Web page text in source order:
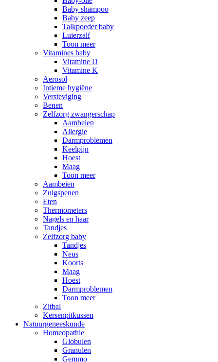
Baby shampoo
Baby zeep
Talkpoeder baby
Luierzalf
Toon meer
Vitamines baby
Vitamine D
Vitamine K
Aerosol
Intieme hygiëne
Versteviging
Benen
Zelfzorg zwangerschap
Aambeien
Allergie
Darmproblemen
Keelpijn
Hoest
Maag
Toon meer
Aambeien
Zuigspenen
Eten
Thermometers
Nagels en haar
Tandjes
Zelfzorg baby
Tandjes
Neus
Koorts
Maag
Hoest
Darmproblemen
Toon meer
Zitbal
Kersenpitkussen
Natuurgeneeskunde
Homeopathie
Globulen
Granulen
Gemmo